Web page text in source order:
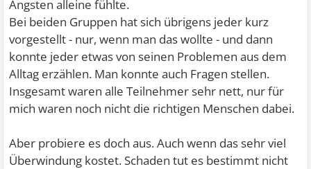
Ängsten alleine fühlte.
Bei beiden Gruppen hat sich übrigens jeder kurz
vorgestellt - nur, wenn man das wollte - und dann
konnte jeder etwas von seinen Problemen aus dem
Alltag erzählen. Man konnte auch Fragen stellen.
Insgesamt waren alle Teilnehmer sehr nett, nur für
mich waren noch nicht die richtigen Menschen dabei.
Aber probiere es doch aus. Auch wenn das sehr viel
Überwindung kostet. Schaden tut es bestimmt nicht